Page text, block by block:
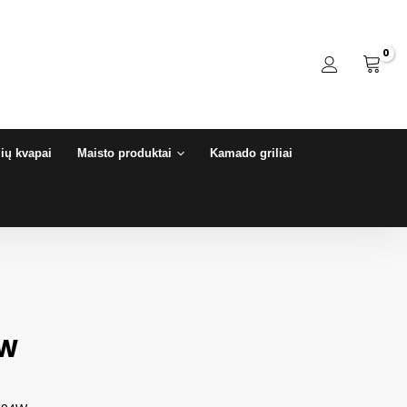
kvapai Maisto produktai Kamado griliai